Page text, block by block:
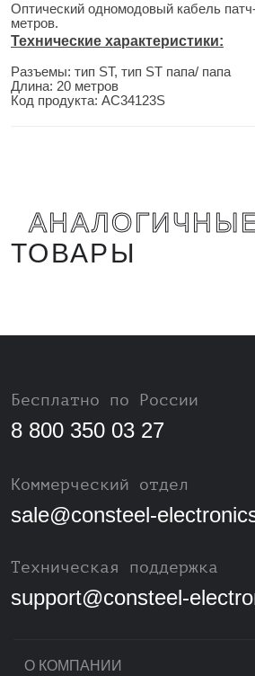
Оптический одномодовый кабель
метров.
Технические характеристики:
Разъемы: тип ST, тип ST папа/ папа
Длина: 20 метров
Код продукта: AC34123S
ТОВАРЫ
Бесплатно по России
8 800 350 03 27
Коммерческий отдел
sale@consteel-
Техническая поддержка
support@consteel-
О КОМПАНИИ